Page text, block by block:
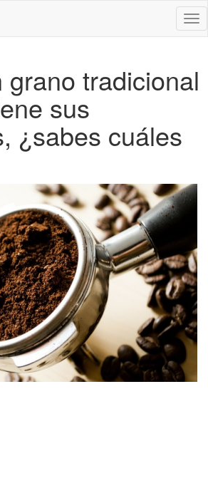
grano tradicional
sus
¿sabes cuáles